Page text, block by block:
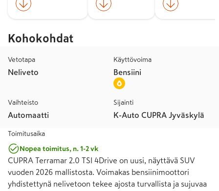
Kohokohdat
Vetotapa
Neliveto
Käyttövoima
Bensiini
Vaihteisto
Automaatti
Sijainti
K-Auto CUPRA Jyväskylä
Toimitusaika
Nopea toimitus, n. 1-2 vk
CUPRA Terramar 2.0 TSI 4Drive on uusi, näyttävä SUV
vuoden 2026 mallistosta. Voimakas bensiinimoottori
yhdistettynä nelivetoon tekee ajosta turvallista ja sujuvaa